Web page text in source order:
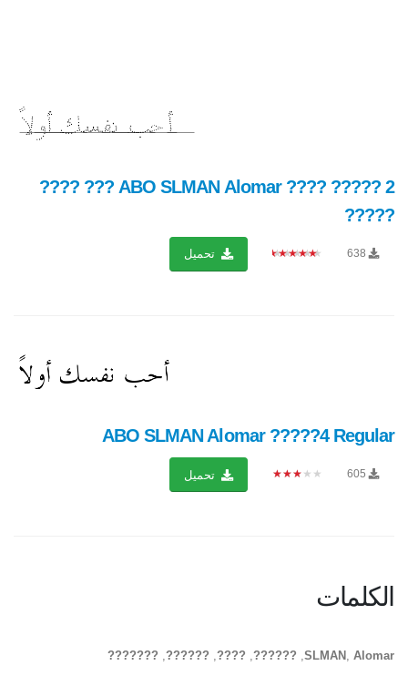
ABO SLMAN Alomar ???? ????? 2 ??? ????
?????
638
★★★★★ تحميل
ABO SLMAN Alomar ?????4 Regular
605
★★★★★ تحميل
الكلمات
SLMAN , Alomar
,
??????
,
????
,
??????
,
???????